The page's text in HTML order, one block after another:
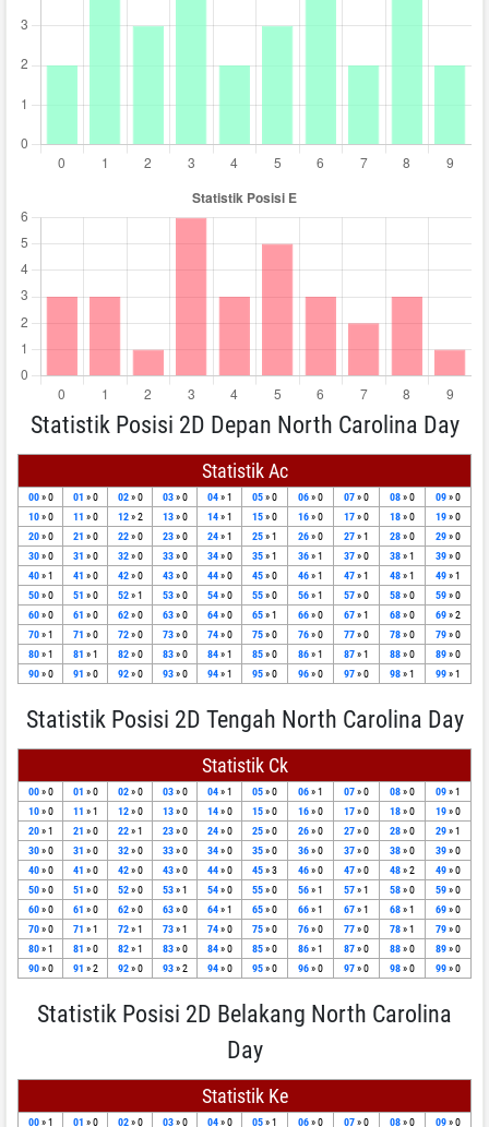
Statistik Posisi 2D Depan North Carolina Day
Statistik Ac
00» 0 01 » 0 02» 0 03» 0 04» 1 05» 0 06» 0 07» 0 08» 0 09» 0
10» 0 11 » 0 12» 2 13» 0 14» 1 15» 0 16» 0 17» 0 18» 0 19» 0
20» 0 21 » 0 22» 0 23» 0 24» 1 25» 1 26» 0 27» 1 28» 0 29» 0
30» 0 31 » 0 32» 0 33» 0 34» 0 35» 1 36» 1 37» 0 38» 1 39» 0
40» 1 41 » 0 42» 0 43» 0 44» 0 45» 0 46» 1 47» 1 48» 1 49» 1
50» 0 51 » 0 52» 1 53» 0 54» 0 55» 0 56» 1 57» 0 58» 0 59» 0
60» 0 61 » 0 62» 0 63» 0 64» 0 65» 1 66» 0 67» 1 68» 0 69» 2
70» 1 71 » 0 72» 0 73» 0 74» 0 75» 0 76» 0 77» 0 78» 0 79» 0
80» 1 81 » 1 82» 0 83» 0 84» 1 85» 0 86» 1 87» 1 88» 0 89» 0
90» 0 91 » 0 92» 0 93» 0 94» 1 95» 0 96» 0 97» 0 98» 1 99» 1
Statistik Posisi 2D Tengah North Carolina Day
Statistik Ck
00» 0 01 » 0 02» 0 03» 0 04» 1 05» 0 06» 1 07» 0 08» 0 09» 1
10» 0 11 » 1 12» 0 13» 0 14» 0 15» 0 16» 0 17» 0 18» 0 19» 0
20» 1 21 » 0 22» 1 23» 0 24» 0 25» 0 26» 0 27» 0 28» 0 29» 1
30» 0 31 » 0 32» 0 33» 0 34» 0 35» 0 36» 0 37» 0 38» 0 39» 0
40» 0 41 » 0 42» 0 43» 0 44» 0 45» 3 46» 0 47» 0 48» 2 49» 0
50» 0 51 » 0 52» 0 53» 1 54» 0 55» 0 56» 1 57» 1 58» 0 59» 0
60» 0 61 » 0 62» 0 63» 0 64» 1 65» 0 66» 1 67» 1 68» 1 69» 0
70» 0 71 » 1 72» 1 73» 1 74» 0 75» 0 76» 0 77» 0 78» 1 79» 0
80» 1 81 » 0 82» 1 83» 0 84» 0 85» 0 86» 1 87» 0 88» 0 89» 0
90» 0 91 » 2 92» 0 93» 2 94» 0 95» 0 96» 0 97» 0 98» 0 99» 0
Statistik Posisi 2D Belakang North Carolina
Day
Statistik Ke
00» 1 01 » 0 02» 0 03» 0 04» 0 05» 1 06» 0 07» 0 08» 0 09» 0